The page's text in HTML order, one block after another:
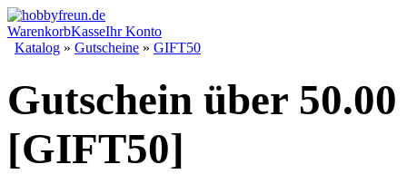
WarenkorbKasseIhr Konto
Katalog » Gutscheine » GIFT50
Gutschein über
[GIFT50]